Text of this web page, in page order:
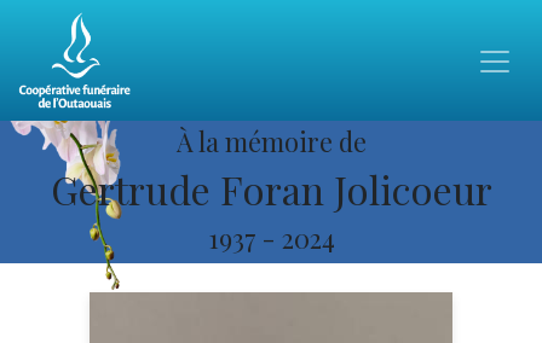
À la mémoire de
Gertrude Foran Jolicoeur
1937 - 2024